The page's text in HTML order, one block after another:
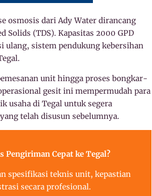
osmosis dari Ady Water dirancang
(TDS). Kapasitas 2000 GPD
ulang, sistem pendukung kebersihan
unit hingga proses bongkar-
gesit ini mempermudah para
usaha di Tegal untuk segera
telah disusun sebelumnya.
Pengiriman Cepat ke Tegal?
spesifikasi teknis unit, kepastian
secara profesional.